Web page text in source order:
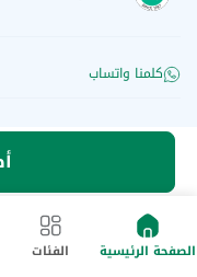
كلمنا واتساب
تواصل معنا
©
2026
myAster.
الصفحة الرئيسية الفئات